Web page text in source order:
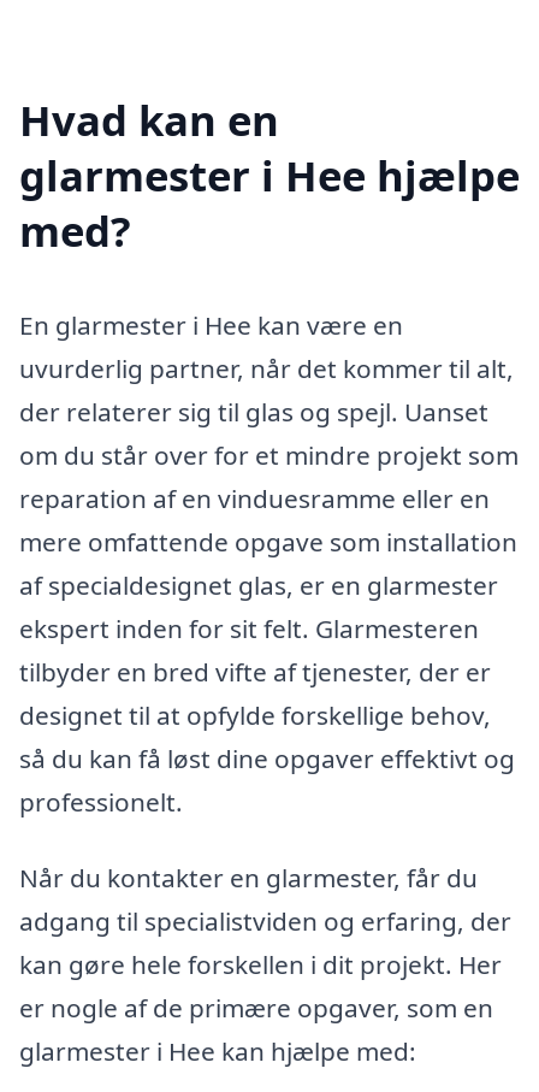
Hvad kan en
glarmester i Hee hjælpe
med?
En glarmester i Hee kan være en
uvurderlig partner, når det kommer til alt,
der relaterer sig til glas og spejl. Uanset
om du står over for et mindre projekt som
reparation af en vinduesramme eller en
mere omfattende opgave som installation
af specialdesignet glas, er en glarmester
ekspert inden for sit felt. Glarmesteren
tilbyder en bred vifte af tjenester, der er
designet til at opfylde forskellige behov,
så du kan få løst dine opgaver effektivt og
professionelt.
Når du kontakter en glarmester, får du
adgang til specialistviden og erfaring, der
kan gøre hele forskellen i dit projekt. Her
er nogle af de primære opgaver, som en
glarmester i Hee kan hjælpe med: